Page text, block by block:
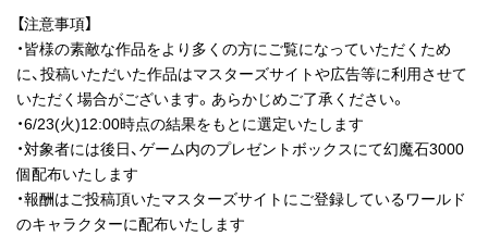
【注意事項】
・皆様の素敵な作品をより多くの方にご覧になっていただくため
に、投稿いただいた作品はマスターズサイトや広告等に利用させて
いただく場合がございます。あらかじめご了承ください。
・6/23(火)12:00時点の結果をもとに選定いたします
・対象者には後日、ゲーム内のプレゼントボックスにて幻魔石3000
個配布いたします
・報酬はご投稿頂いたマスターズサイトにご登録しているワールド
のキャラクターに配布いたします